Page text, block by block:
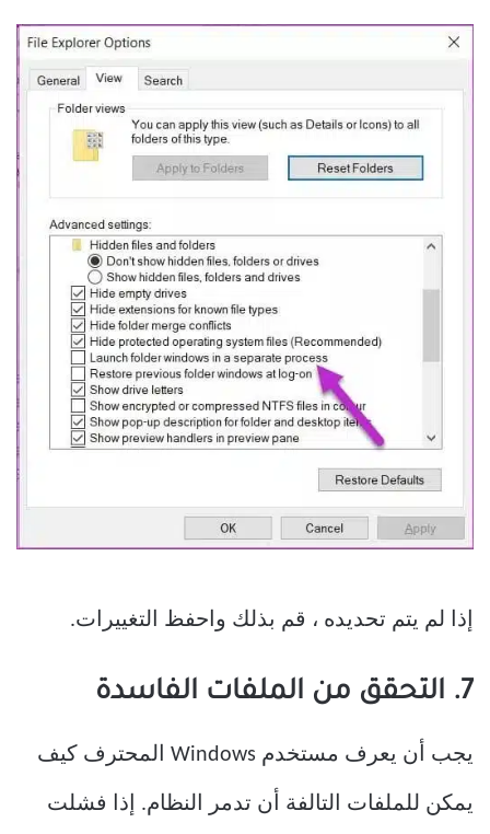
إذا لم يتم تحديده ، قم بذلك واحفظ التغييرات.
7. التحقق من الملفات الفاسدة
يجب أن يعرف مستخدم Windows المحترف كيف
يمكن للملفات التالفة أن تدمر النظام. إذا فشلت